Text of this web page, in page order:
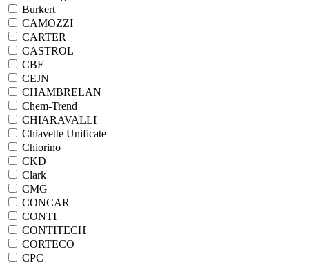
Burkert
CAMOZZI
CARTER
CASTROL
CBF
CEJN
CHAMBRELAN
Chem-Trend
CHIARAVALLI
Chiavette Unificate
Chiorino
CKD
Clark
CMG
CONCAR
CONTI
CONTITECH
CORTECO
CPC